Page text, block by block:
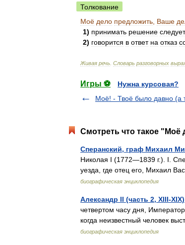
Толкование
Моё дело предложить Ваше
1) принимать решение следует
2) говорится в ответ на отказ
Живая речь Словарь разговорных
Игры ⚽
Нужна курсовая?
Моё! - Твоё было давно (а
Смотреть что такое "Моё
Сперанский, граф Михаил
Николая I (1772—1839 г.). I.
уезда, где отец его, Михаил
биографическая энциклопедия
Александр II (часть 2, XIII-XIX)
четвертом часу дня,
когда неизвестный человек
биографическая энциклопедия